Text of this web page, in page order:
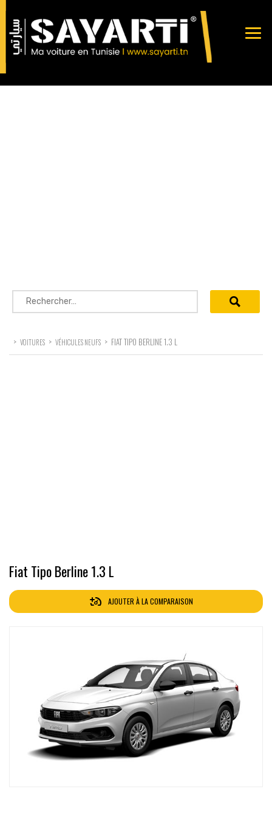
Rechercher :
> VOITURES > VÉHICULES NEUFS > FIAT TIPO BERLINE 1.3 L
Fiat Tipo Berline 1.3 L
AJOUTER À LA COMPARAISON